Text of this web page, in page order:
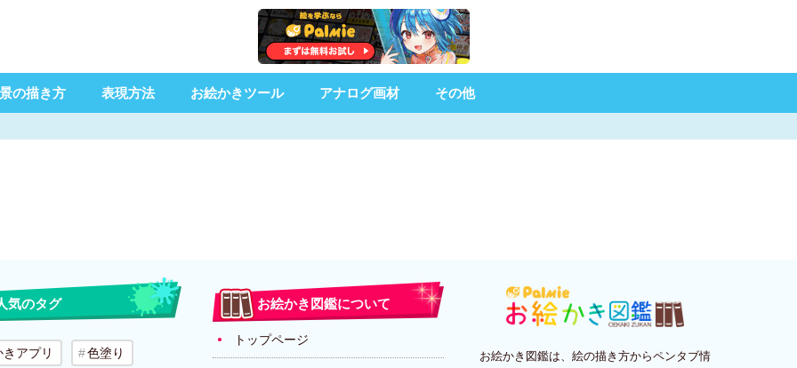
の描き方 表現方法 お絵かきツール アナログ画材 その他
気のタグ
アプリ 色塗り
お絵かき図鑑について
トップページ
お絵かき図鑑は、絵の描き方からペンタブ情